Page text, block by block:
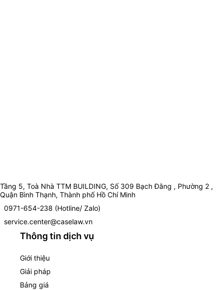
Tầng 5, Toà Nhà TTM BUILDING, Số 309 Bạch Đằng , Phường 2 ,
Quận Bình Thạnh, Thành phố Hồ Chí Minh
0971-654-238 (Hotline/ Zalo)
service.center@caselaw.vn
Thông tin dịch vụ
Giới thiệu
Giải pháp
Bảng giá